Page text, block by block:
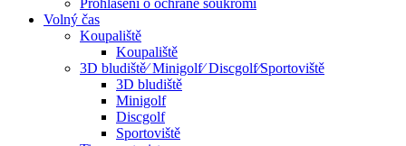
Prohlášení o ochraně soukromí
Volný čas
Koupaliště
Koupaliště
3D bludiště⁄ Minigolf⁄ Discgolf⁄Sportoviště
3D bludiště
Minigolf
Discgolf
Sportoviště